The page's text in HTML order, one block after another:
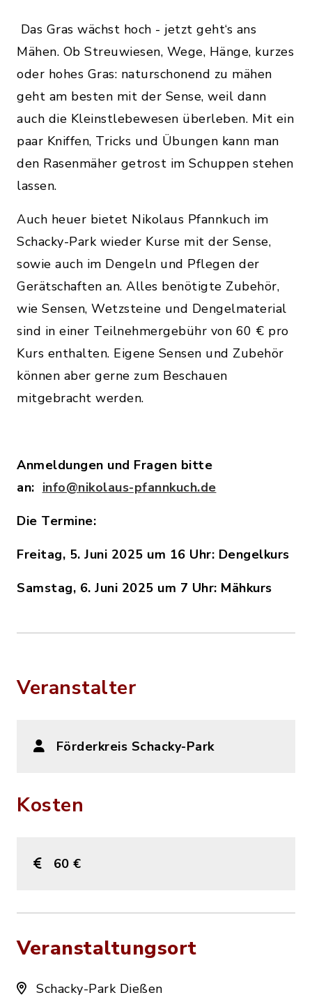
Das Gras wächst hoch - jetzt geht‘s ans
Mähen. Ob Streuwiesen, Wege, Hänge, kurzes
oder hohes Gras: naturschonend zu mähen
geht am besten mit der Sense, weil dann
auch die Kleinstlebewesen überleben. Mit ein
paar Kniffen, Tricks und Übungen kann man
den Rasenmäher getrost im Schuppen stehen
lassen.
Auch heuer bietet Nikolaus Pfannkuch im
Schacky-Park wieder Kurse mit der Sense,
sowie auch im Dengeln und Pflegen der
Gerätschaften an. Alles benötigte Zubehör,
wie Sensen, Wetzsteine und Dengelmaterial
sind in einer Teilnehmergebühr von 60 € pro
Kurs enthalten. Eigene Sensen und Zubehör
können aber gerne zum Beschauen
mitgebracht werden.
Anmeldungen und Fragen bitte
an: info@nikolaus-pfannkuch.de
Die Termine:
Freitag, 5. Juni 2025 um 16 Uhr: Dengelkurs
Samstag, 6. Juni 2025 um 7 Uhr: Mähkurs
Veranstalter
Förderkreis Schacky-Park
Kosten
60 €
Veranstaltungsort
Schacky-Park Dießen